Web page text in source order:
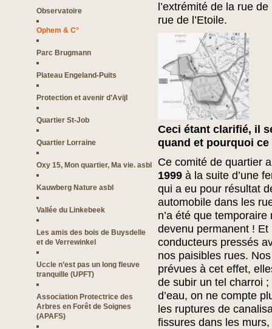
Observatoire
Ophem & C°
Parc Brugmann
Plateau Engeland-Puits
Protection et avenir d’Avijl
Quartier St-Job
Quartier Lorraine
Oxy 15, Mon quartier, Ma vie. asbl
Kauwberg Nature asbl
Vallée du Linkebeek
Les amis des bois de Buysdelle
et de Verrewinkel
Uccle n’est pas un long fleuve
tranquille (UPFT)
Association Protectrice des
Arbres en Forêt de Soignes
(APAFS)
l’extrémité de la rue
rue de l’Etoile.
Ceci étant clarifié, il
quand et pourquoi ce
Ce comité de quartier
1999 à la suite d’une
qui a eu pour résultat
automobile dans les
n’a été que
devenu permanent !
conducteurs pressés
nos paisibles rues.
prévues à cet effet,
de subir un tel charroi
d’eau, on ne compte
les ruptures de
fissures dans les